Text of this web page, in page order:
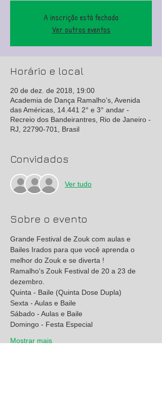
A inscrição está fechada
Ver outros eventos
Horário e local
20 de dez. de 2018, 19:00
Academia de Dança Ramalho’s, Avenida
das Américas, 14.441 2° e 3° andar -
Recreio dos Bandeirantres, Rio de Janeiro -
RJ, 22790-701, Brasil
Convidados
Ver tudo
Sobre o evento
Grande Festival de Zouk com aulas e
Bailes Irados para que você aprenda o
melhor do Zouk e se diverta !
Ramalho's Zouk Festival de 20 a 23 de
Mostrar mais